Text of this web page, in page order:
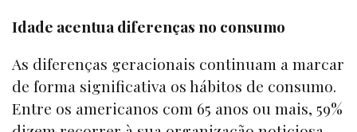
Idade acentua diferenças no consumo
As diferenças geracionais continuam a marcar
de forma significativa os hábitos de consumo.
Entre os americanos com 65 anos ou mais, 59%